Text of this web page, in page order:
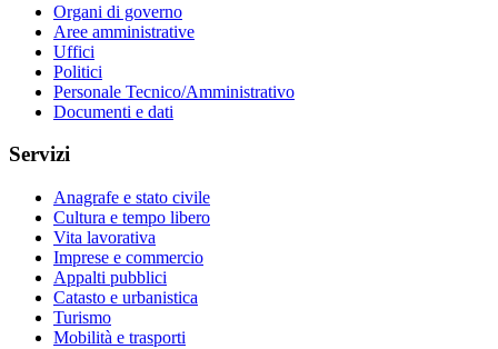
Organi di governo
Aree amministrative
Uffici
Politici
Personale Tecnico/Amministrativo
Documenti e dati
Servizi
Anagrafe e stato civile
Cultura e tempo libero
Vita lavorativa
Imprese e commercio
Appalti pubblici
Catasto e urbanistica
Turismo
Mobilità e trasporti